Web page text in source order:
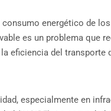
energético de
es un problema que
eficiencia del transporte
especialmente en